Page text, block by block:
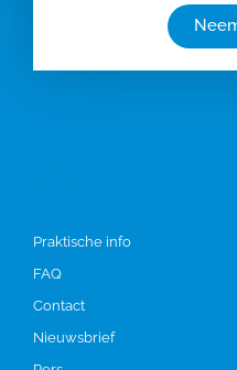
Praktische info
FAQ
Contact
Nieuwsbrief